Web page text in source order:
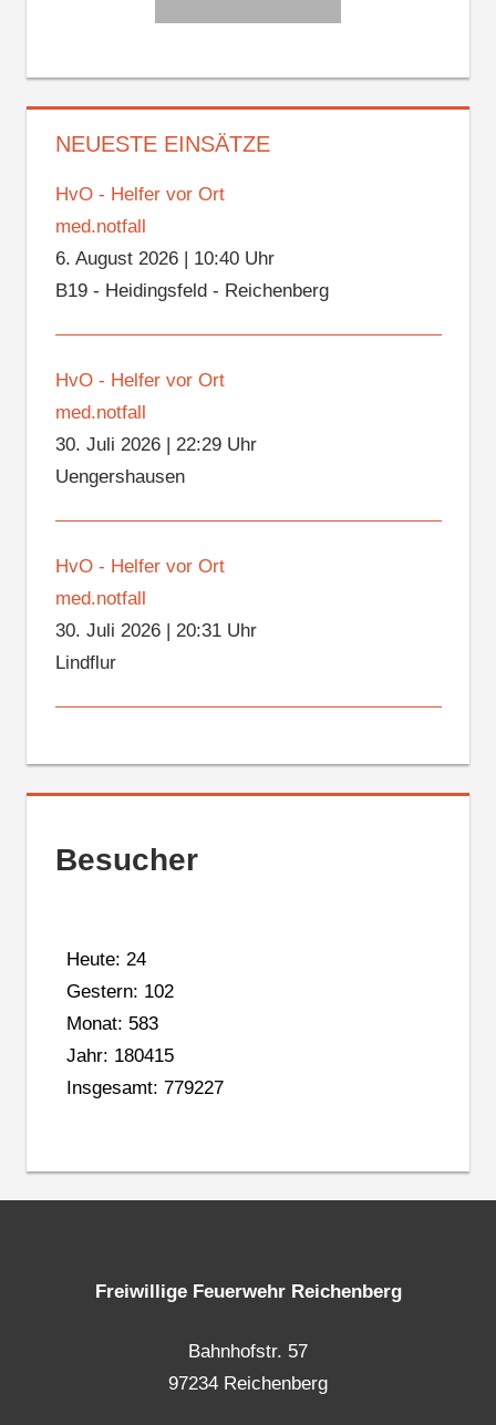
NEUESTE EINSÄTZE
HvO - Helfer vor Ort
med.notfall
6. August 2026| 10:40 Uhr
B19 - Heidingsfeld - Reichenberg
HvO - Helfer vor Ort
med.notfall
30. Juli 2026| 22:29 Uhr
Uengershausen
HvO - Helfer vor Ort
med.notfall
30. Juli 2026| 20:31 Uhr
Lindflur
Besucher
Heute: 24
Gestern: 102
Monat: 583
Jahr: 180415
Insgesamt: 779227
Freiwillige Feuerwehr Reichenberg
Bahnhofstr. 57
97234 Reichenberg